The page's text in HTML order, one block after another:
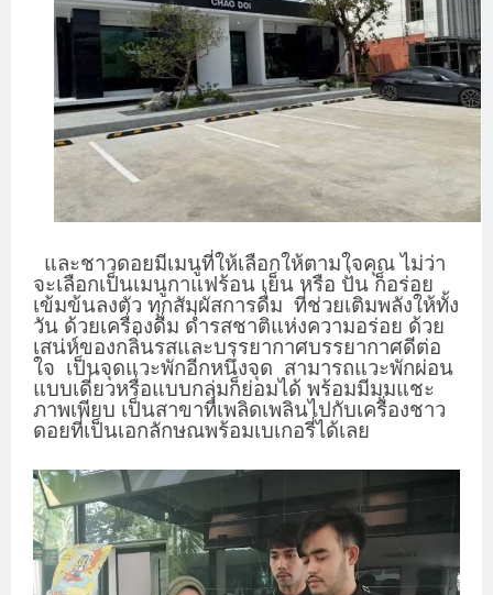
และชาวดอยมีเมนูที่ให้เลือกให้ตามใจคุณ ไม่ว่า
จะเลือกเป็นเมนูกาแฟร้อน เย็น หรือ ปั่น ก็อร่อย
เข้มข้นลงตัว ทุกสัมผัสการดื่ม ที่ช่วยเติมพลังให้ทั้ง
วัน ด้วยเครื่องดื่ม ด่ำรสชาติแห่งความอร่อย ด้วย
เสน่ห์ของกลิ่นรสและบรรยากาศบรรยากาศดีต่อ
ใจ เป็นจุดแวะพักอีกหนึ่งจุด สามารถแวะพักผ่อน
แบบเดี่ยวหรื่อแบบกลุ่มก็ย่อมได้ พร้อมมีมุมแชะ
ภาพเพียบ เป็นสาขาที่เพลิดเพลินไปกับเครื่องชาว
ดอยที่เป็นเอกลักษณพร้อมเบเกอรี่ได้เลย